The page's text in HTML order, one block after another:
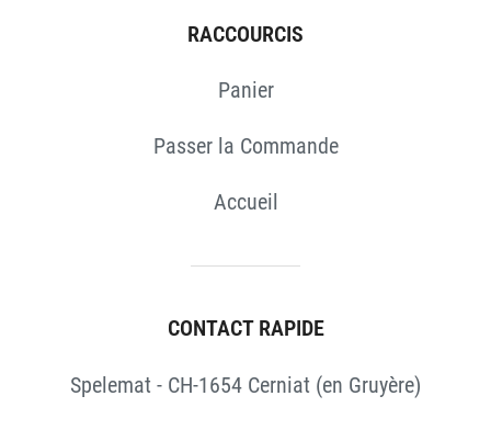
RACCOURCIS
Panier
Passer la Commande
Accueil
CONTACT RAPIDE
Spelemat - CH-1654 Cerniat (en Gruyère)